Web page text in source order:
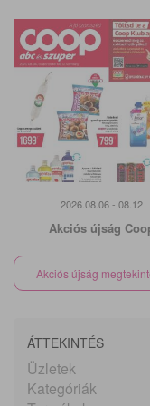
2026.08.06 - 08.12
Akciós újság
Akciós újság
ÁTTEKINTÉS
Üzletek
Kategóriák